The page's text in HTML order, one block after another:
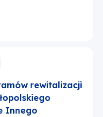
rewitalizacji
Innego